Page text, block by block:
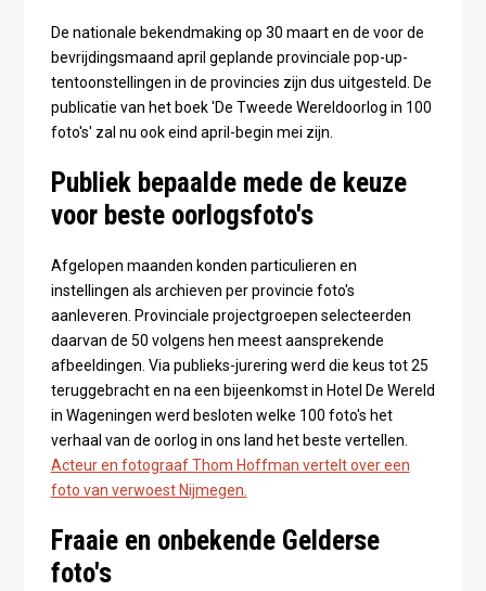
De nationale bekendmaking op 30 maart en de voor de
bevrijdingsmaand april geplande provinciale pop-up-
tentoonstellingen in de provincies zijn dus uitgesteld. De
publicatie van het boek 'De Tweede Wereldoorlog in 100
foto's' zal nu ook eind april-begin mei zijn.
Publiek bepaalde mede de keuze
voor beste oorlogsfoto's
Afgelopen maanden konden particulieren en
instellingen als archieven per provincie foto's
aanleveren. Provinciale projectgroepen selecteerden
daarvan de 50 volgens hen meest aansprekende
afbeeldingen. Via publieks-jurering werd die keus tot 25
teruggebracht en na een bijeenkomst in Hotel De Wereld
in Wageningen werd besloten welke 100 foto's het
verhaal van de oorlog in ons land het beste vertellen.
Acteur en fotograaf Thom Hoffman vertelt over een
foto van verwoest Nijmegen.
Fraaie en onbekende Gelderse
foto's